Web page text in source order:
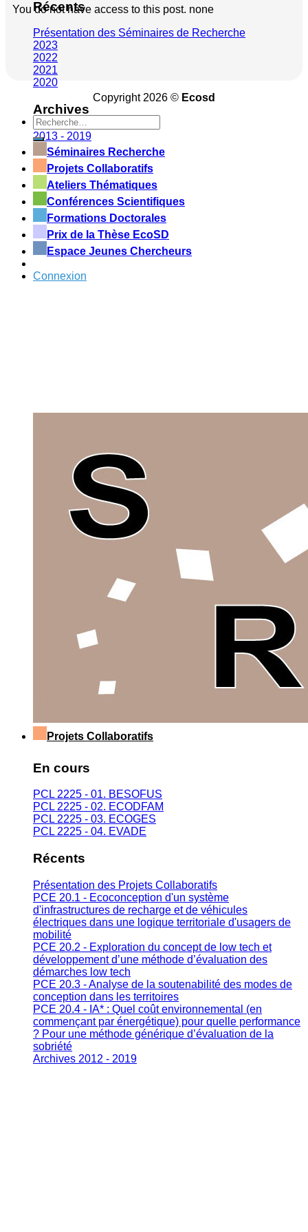
Récents
Présentation des Séminaires de Recherche
2023
2022
2021
2020
Archives
2013 - 2019
Projets Collaboratifs
En cours
PCL 2225 - 01. BESOFUS
PCL 2225 - 02. ECODFAM
PCL 2225 - 03. ECOGES
PCL 2225 - 04. EVADE
Récents
Présentation des Projets Collaboratifs
PCE 20.1 - Ecoconception d'un système
d'infrastructures de recharge et de véhicules
électriques dans une logique territoriale d'usagers de
mobilité
PCE 20.2 - Exploration du concept de low tech et
développement d’une méthode d’évaluation des
démarches low tech
PCE 20.3 - Analyse de la soutenabilité des modes de
conception dans les territoires
PCE 20.4 - IA* : Quel coût environnemental (en
commençant par énergétique) pour quelle performance
? Pour une méthode générique d’évaluation de la
sobriété
Archives 2012 - 2019
You do not have access to this post. none
Copyright 2026 © Ecosd
Séminaires Recherche
Projets Collaboratifs
Ateliers Thématiques
Conférences Scientifiques
Formations Doctorales
Prix de la Thèse EcoSD
Espace Jeunes Chercheurs
Connexion